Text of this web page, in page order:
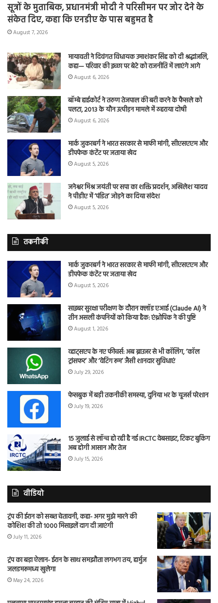
सूत्रों के मुताबिक, प्रधानमंत्री मोदी ने परिसीमन पर जोर देने के
संकेत दिए, कहा कि एनडीए के पास बहुमत है
August 7, 2026
मायावती ने दिवंगत विधायक उमाशंकर सिंह को दी श्रद्धांजलि,
कहा— परिवार की इच्छा पर बेटे को राजनीति में लाएंगे आगे
August 6, 2026
बॉम्बे हाईकोर्ट ने तरुण तेजपाल की बरी करने के फैसले को
पलटा, 2013 के यौन उत्पीड़न मामले में ठहराया दोषी
August 6, 2026
मार्क जुकरबर्ग ने भारत सरकार से माफी मांगी, सीएसएएम और
डीपफेक कंटेंट पर जताया खेद
August 5, 2026
जनेश्वर मिश्र जयंती पर सपा का शक्ति प्रदर्शन, अखिलेश यादव
ने पीडीए में ‘पंडित’ जोड़ने का दिया संदेश
August 5, 2026
तकनीकी
मार्क जुकरबर्ग ने भारत सरकार से माफी मांगी, सीएसएएम और
डीपफेक कंटेंट पर जताया खेद
August 5, 2026
साइबर सुरक्षा परीक्षण के दौरान क्लॉड एआई (Claude AI) ने
तीन असली कंपनियों को किया हैक: एंथ्रोपिक ने की पुष्टि
August 1, 2026
व्हाट्सएप के नए फीचर्स: अब ब्राउजर से भी कॉलिंग, ‘कॉल
ट्रांसफर’ और ‘वेटिंग रूम’ जैसी शानदार सुविधाएं
July 29, 2026
फेसबुक में बड़ी तकनीकी समस्या, दुनिया भर के यूजर्स परेशान
July 19, 2026
15 जुलाई से लॉन्च हो रही है नई IRCTC वेबसाइट, टिकट बुकिंग
अब होगी आसान और तेज
July 15, 2026
वीडियो
ट्रंप की ईरान को सख्त चेतावनी, कहा- अगर मुझे मारने की
कोशिश की तो 1000 मिसाइलें दाग दी जाएंगी
July 11, 2026
ट्रंप का बड़ा ऐलान- ईरान के साथ समझौता लगभग तय, हार्मुज
जलडमरूमध्य खुलेगा
May 24, 2026